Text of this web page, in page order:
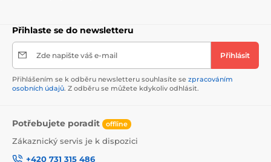
Přihlaste se do newsletteru
Zde napište váš e-mail Přihlásit
Přihlášením se k odběru newsletteru souhlasíte se zpracováním
osobních údajů. Z odběru se můžete kdykoliv odhlásit.
Potřebujete poradit offline
Zákaznický servis je k dispozici
+420 731 315 486